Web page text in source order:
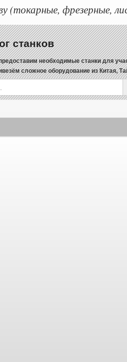
(токарные, фрезерные,
станков
необходимые станки для
сложное оборудование из Китая,